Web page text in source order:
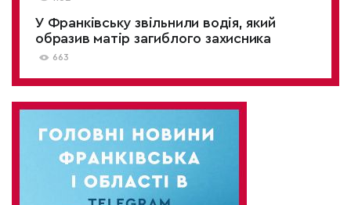
У Франківську звільнили водія, який
образив матір загиблого захисника
663